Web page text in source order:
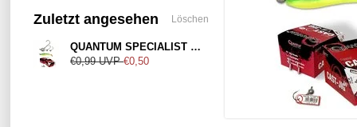
Zuletzt angesehen Löschen
QUANTUM SPECIALIST CAST JIG GRÖßE 1 50 DEGREE
€0,99UVP €0,50